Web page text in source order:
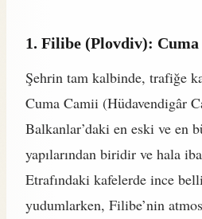
1. Filibe (Plovdiv):
Şehrin tam kalbinde, trafiğe
Cuma Camii (Hüdavendigâr
Balkanlar’daki en eski ve en
yapılarından biridir ve hala
Etrafındaki kafelerde ince belli
yudumlarken, Filibe’nin